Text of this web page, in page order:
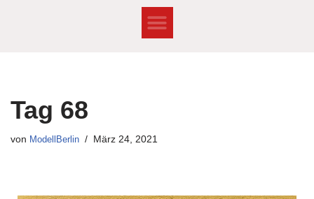
Tag 68
von ModellBerlin März 24, 2021